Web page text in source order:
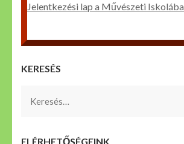
Jelentkezési lap a Művészeti Iskolába
KERESÉS
Keresés:
ELÉRHETŐSÉGEINK